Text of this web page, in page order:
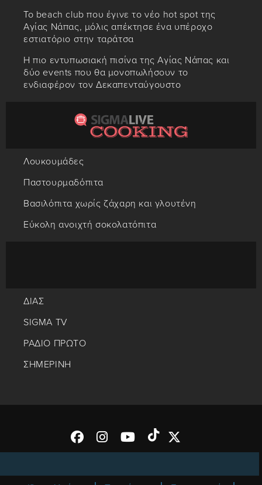
Το beach club που έγινε το νέο hot spot της
Αγίας Νάπας, μόλις απέκτησε ένα υπέροχο
εστιατόριο στην ταράτσα
Η πιο εντυπωσιακή πισίνα της Αγίας Νάπας και
δύο events που θα μονοπωλήσουν το
ενδιαφέρον τον Δεκαπενταύγουστο
Λουκουμάδες
Παστουρμαδόπιτα
Βασιλόπιτα χωρίς ζάχαρη και γλουτένη
Εύκολη ανοιχτή σοκολατόπιτα
ΔΙΑΣ
SIGMA TV
ΡΑΔΙΟ ΠΡΩΤΟ
ΣΗΜΕΡΙΝΗ